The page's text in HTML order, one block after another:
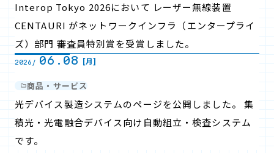
Interop Tokyo 2026において レーザー無線装置
CENTAURI がネットワークインフラ（エンタープライ
ズ）部門 審査員特別賞を受賞しました。
2026/ 06.08 [月]
商品・サービス
光デバイス製造システムのページを公開しました。 集
積光・光電融合デバイス向け自動組立・検査システム
です。